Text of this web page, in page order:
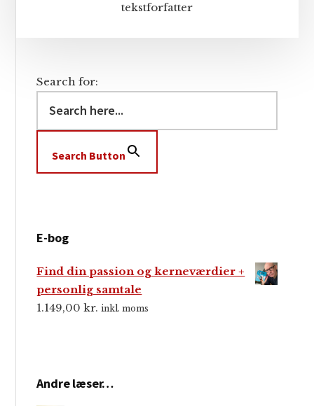
tekstforfatter
Search for:
Search Button
E-bog
Find din passion og kerneværdier +
personlig samtale
1.149,00kr. inkl. moms
Andre læser…